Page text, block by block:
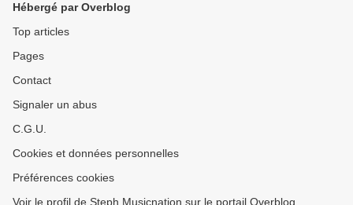
Hébergé par Overblog
Top articles
Pages
Contact
Signaler un abus
C.G.U.
Cookies et données personnelles
Préférences cookies
Voir le profil de Steph Musicnation sur le portail Overblog